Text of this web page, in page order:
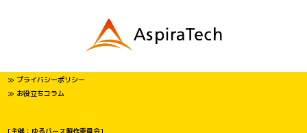
≫ プライバシーポリシー
≫ お役立ちコラム
[主催：ゆるバース製作委員会]